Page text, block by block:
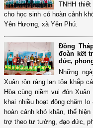
TNHH
cho học sinh có hoàn cảnh
Yên Hương, xã Yên Phú.
Đồng
đoàn kết
đức,
Những
Xuân rộn ràng lan tỏa khắp
Hòa cùng niềm vui đón
khai nhiều hoạt động chăm
hoàn cảnh khó khăn, thể
trợ theo tư tưởng, đạo đức,